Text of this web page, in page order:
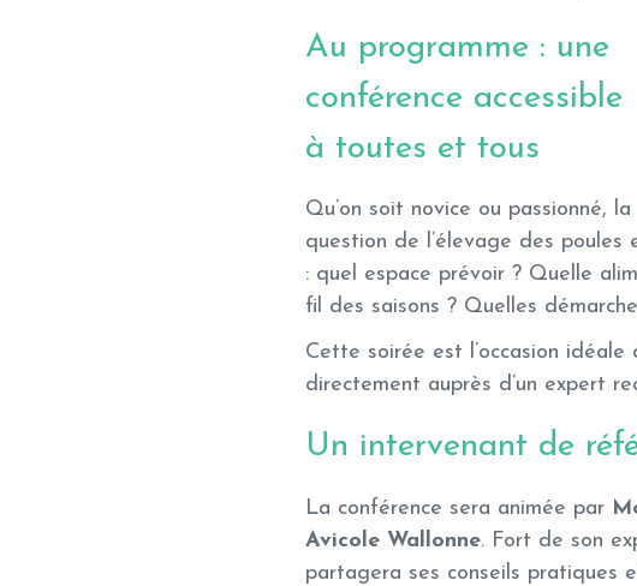
Au programme : une
conférence accessible
à toutes et tous
Qu’on soit novice ou passionné, la
question de l’élevage des
: quel espace prévoir ? Quelle
fil des saisons ? Quelles
Cette soirée est l’occasion
directement auprès d’un expert
Un intervenant de
La conférence sera animée par
Avicole Wallonne. Fort de son
partagera ses conseils pratiques